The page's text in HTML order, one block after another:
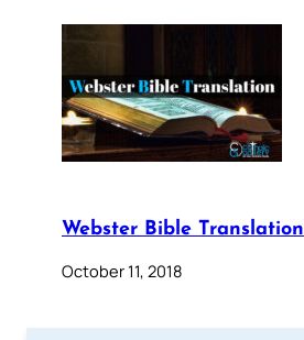
Webster Bible Translation
October 11, 2018